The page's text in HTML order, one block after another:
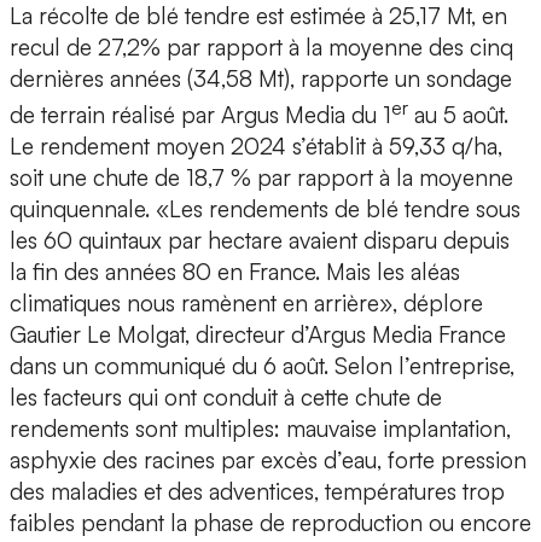
La récolte de blé tendre est estimée à 25,17 Mt, en
recul de 27,2% par rapport à la moyenne des cinq
dernières années (34,58 Mt), rapporte un sondage
de terrain réalisé par Argus Media du 1er au 5 août.
Le rendement moyen 2024 s’établit à 59,33 q/ha,
soit une chute de 18,7 % par rapport à la moyenne
quinquennale. «Les rendements de blé tendre sous
les 60 quintaux par hectare avaient disparu depuis
la fin des années 80 en France. Mais les aléas
climatiques nous ramènent en arrière», déplore
Gautier Le Molgat, directeur d’Argus Media France
dans un communiqué du 6 août. Selon l’entreprise,
les facteurs qui ont conduit à cette chute de
rendements sont multiples: mauvaise implantation,
asphyxie des racines par excès d’eau, forte pression
des maladies et des adventices, températures trop
faibles pendant la phase de reproduction ou encore